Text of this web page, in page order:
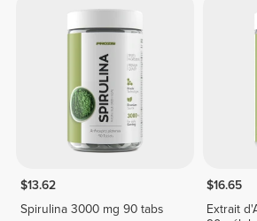
$13.62
Spirulina 3000 mg 90 tabs
$16.65
Extrait